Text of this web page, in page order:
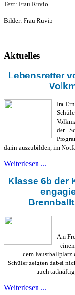
Text: Frau Ruvio
Bilder: Frau Ruvio
Aktuelles
Lebensretter
Im
der
darin auszubilden, im
Weiterlesen ...
Klasse 6b der
Am
dem Faustballplatz
Schülerzeigten dabei
auch
Weiterlesen ...